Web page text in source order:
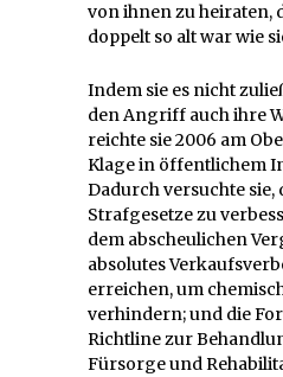
von ihnen zu heiraten,
doppelt so alt war wie
Indem sie es nicht
den Angriff auch ihre
reichte sie 2006 am
Klage in öffentlichem
Dadurch versuchte sie,
Strafgesetze zu
dem abscheulichen
absolutes
erreichen, um
verhindern; und die
Richtline zur
Fürsorge und